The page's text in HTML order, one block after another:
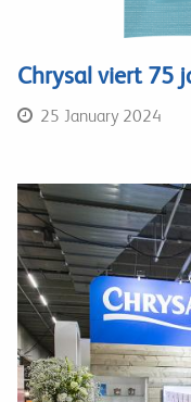
Chrysal viert 75
25 January 2024